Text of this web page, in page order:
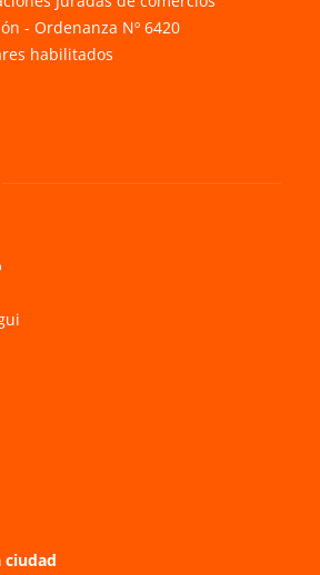
- Ordenanza Nº 6420
habilitados
ciudad